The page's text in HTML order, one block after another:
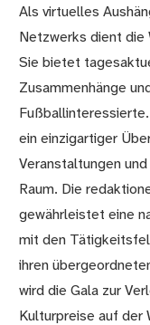
Als virtuelles
Netzwerks dient
Sie bietet
Zusammenhänge
ein einzigartiger
Veranstaltungen
Raum. Die
gewährleistet eine
mit den
ihren
wird die Gala zur
Kulturpreise auf